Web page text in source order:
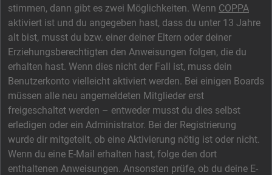
stimmen, dann gibt es zwei Möglichkeiten. Wenn COPPA
aktiviert ist und du angegeben hast, dass du unter 13 Jahre
alt bist, musst du bzw. einer deiner Eltern oder deiner
Erziehungsberechtigten den Anweisungen folgen, die du
erhalten hast. Wenn dies nicht der Fall ist, muss dein
Benutzerkonto vielleicht aktiviert werden. Bei einigen Boards
müssen alle neu angemeldeten Mitglieder erst
freigeschaltet werden – entweder musst du dies selbst
erledigen oder ein Administrator. Bei der Registrierung
wurde dir mitgeteilt, ob eine Aktivierung nötig ist oder nicht.
Wenn du eine E-Mail erhalten hast, folge den dort
enthaltenen Anweisungen. Ansonsten prüfe, ob du deine E-